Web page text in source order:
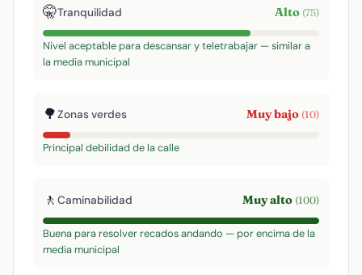
🤫Tranquilidad Alto (75)
Nivel aceptable para descansar y teletrabajar — similar a
la media municipal
🌳Zonas verdes Muy bajo (10)
Principal debilidad de la calle
🚶 Caminabilidad Muy alto (100)
Buena para resolver recados andando — por encima de la
media municipal